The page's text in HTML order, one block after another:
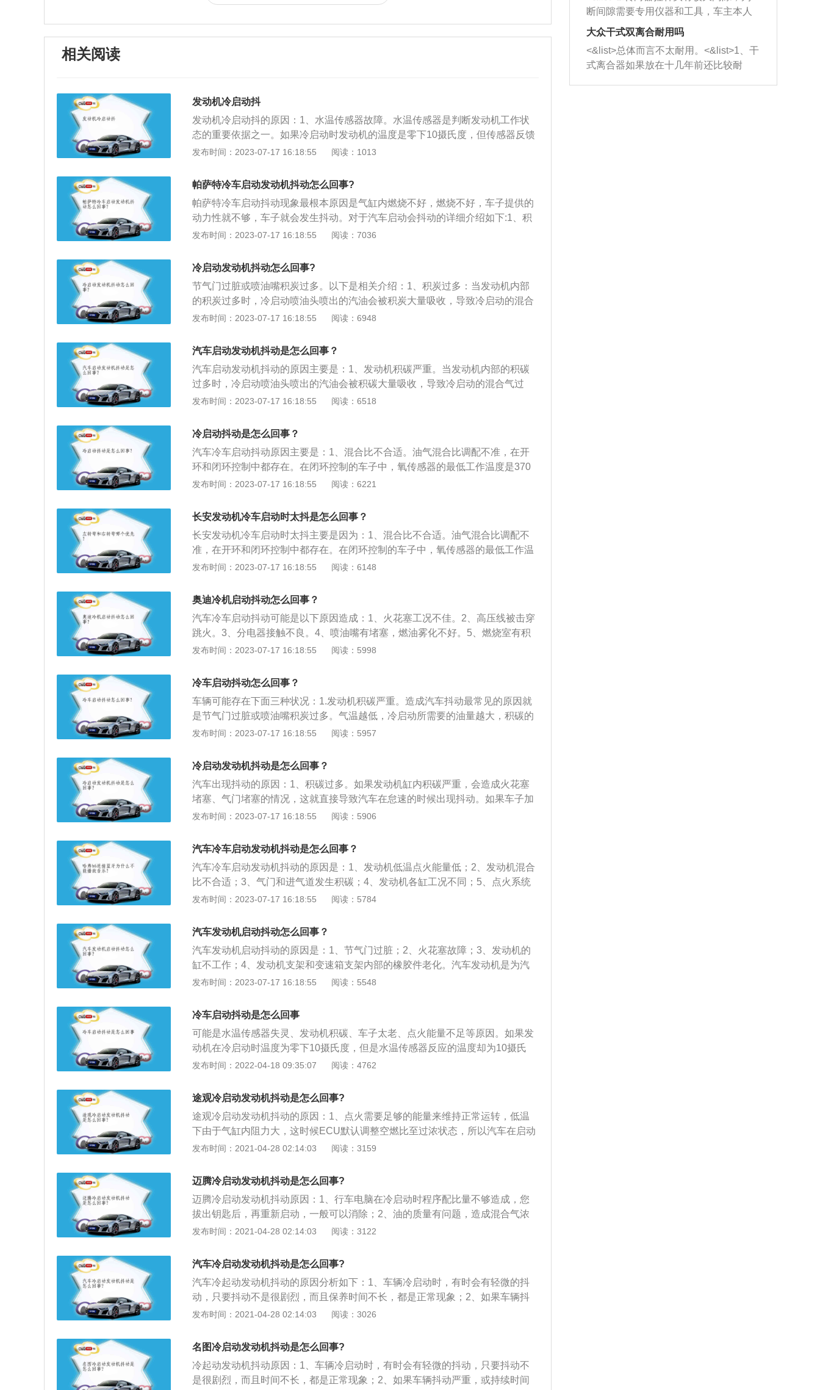
相关阅读
发动机冷启动抖
发动机冷启动抖的原因：1、水温传感器故障。水温传感器是判断发动机工作状
态的重要依据之一。如果冷启动时发动机的温度是零下10摄氏度，但传感器反馈
给电脑现在的温度是10摄氏度，那么电脑就会在10摄氏度时喷油；解决办法：建
应及时进行修复，车主个人无法解决此问题或容易使汽车产生新的问题，造成不
必要的损失；2、发动机积碳。发动机积碳表现为气门和进气口积碳。如果气门
和进气口都产生积碳，会影响ECU的错误判断，导致喷油量减少。即使混合油气
充分燃烧，也无法保证足够的动力；解决办法：往油箱中加入燃油清洁剂，使用
加供液装置进行清洗，拆解发动机进行清洗即可；3、这辆车是旧的。比如发动
题，振动会传递到方向盘和驾驶室，造成怠速时的振动。老爷车容易出现发动机
各缸工况不一样，火花塞点火间隙和时间控制也会不一样；解决办法：车主应及
时到4S店或者汽车修理店检查汽车各部分部件，若部件老化严重，应及时更换新
此在冷启动时应喷射更多的燃油，以满足动力的要求。火花塞间隙越大，点火能
出火花塞，擦掉电极间油污，装复后即可着车。彻底的解决办法是检查点火系
统，排除点火能量低的原因；5、油压不稳定。发动机积碳已被清除，节气门已
被清洗，油垫和火花塞已被更换等。怠速时仍发现车身抖动；解决办法：调整液
压油泵的转动方向，把溢流阀拆开清洗，直到阀芯在阀体内运动灵活，然后用压
清洗锥阀芯即可；6、如果油泵供油压力异常，或者进气压力传感器数值错误，
工作不良，会造成车身抖动；解决办法：建议检查汽油泵电压，如果是进口或合
资的小型车就不能修理，只能换新的。如果是国产的发动机或者大型货车等，就
可以换油泵弹簧、单向阀、泵膜；7、燃油问题。如果标签上要求使用95号汽
油，但车主加了92号汽油，可能会导致汽车抖动，当机油不达标时，会导致燃烧
荐的标号的燃油。
发布时间：2023-07-17 16:18:55 阅读：1013
帕萨特冷车启动发动机抖动怎么回事?
帕萨特冷车启动抖动现象最根本原因是气缸内燃烧不好，燃烧不好，车子提供的
动力性就不够，车子就会发生抖动。对于汽车启动会抖动的详细介绍如下:1、积
碳过多：发动机内部的积碳过多时，冷启动喷油头喷出的汽油会被积碳大量吸
仅会影响发动机的整体性能，而且长此以往就会造成对发动机的损伤，缩短其使
用寿命。所以，建议各位车主，不要贪图一时的便宜加入劣质燃油，更不要盲目
加入高标号的汽油，而是根据用车手册说明选择相应的燃油标号。
发布时间：2023-07-17 16:18:55 阅读：7036
冷启动发动机抖动怎么回事?
节气门过脏或喷油嘴积炭过多。以下是相关介绍：1、积炭过多：当发动机内部
的积炭过多时，冷启动喷油头喷出的汽油会被积炭大量吸收，导致冷启动的混合
气过稀，使得启动困难，这种状况下，只有等到积炭吸收的汽油饱和，才容易着
混合气变浓，发动机的可燃混合气时稀时浓，造成冷启动后怠速抖动。2、气温
过低：气温越低，冷启动所需要的油量越大，积炭的存在就越会影响冷启动的顺
利与否。
发布时间：2023-07-17 16:18:55 阅读：6948
汽车启动发动机抖动是怎么回事？
汽车启动发动机抖动的原因主要是：1、发动机积碳严重。当发动机内部的积碳
过多时，冷启动喷油头喷出的汽油会被积碳大量吸收，导致冷启动的混合气过
稀，使得启动困难，这种状况下，只有等到积碳吸收的汽油饱和，才容易着车，
气变浓，发动机的可燃混合气时稀时浓，造成冷启动后怠速抖动。2、点火系统
问题。应该检查一下火花塞、高压导线和点火线圈的工作状况，点火系统、火花
塞工作不良状况不好同样会导致这类故障现象。3、油压不稳。如果已经清理过
发动机积炭、洗过节气门、换过火花塞等，仍然发现怠速时车身抖动，应该检查
燃油供油压力以及进气压力传感器等是否正常，如果油泵供油压力不正常或进气
发布时间：2023-07-17 16:18:55 阅读：6518
冷启动抖动是怎么回事？
汽车冷车启动抖动原因主要是：1、混合比不合适。油气混合比调配不准，在开
环和闭环控制中都存在。在闭环控制的车子中，氧传感器的最低工作温度是370
摄氏度。2、气门和进气道积碳。如果发动机内的气门和进气道发生积碳，由于
时间使用后，每个缸套与活塞的间隙也会出现或大或小的不同，即有的间隙大，
有的间隙小。在冷启动时，又无良好的机油润滑，大间隙的汽缸容易从间隙中泄
漏掉一定的高温气体，从而减少了动力输出。4、水温传感器失灵。水温传感器
是电脑判断当时发动机工况的重要依据之一。如果发动机冷启动时温度为零下10
摄氏度，但传感器“告诉电脑现在温度是20摄氏度”，那么电脑就会按20摄氏度的
发布时间：2023-07-17 16:18:55 阅读：6221
长安发动机冷车启动时太抖是怎么回事？
长安发动机冷车启动时太抖主要是因为：1、混合比不合适。油气混合比调配不
准，在开环和闭环控制中都存在。在闭环控制的车子中，氧传感器的最低工作温
度是37摄氏度，如果刚启动车，由于排气管中的温度达不到37摄氏度，所以氧传
出现误差，从而减小了车子的动力输出，出现抖动现象。2、气门和进气道积
碳。如果发动机内的气门和进气道发生积碳，由于积碳可以吸收适量的燃油，EC
U判断出现错误。3、各缸工况不同。多缸机的火花塞也会有上述的问题。在长时
间使用后，火花塞的点火间隙和时间控制会出现不同，但是ECU诊断不出这种偏
差，依旧对“它们”平等相待，这就出现了实际与理论的差错，结果有的缸产生的
机工况的重要依据之一。如果发动机冷启动时温度为零下10摄氏度，但传感器“告
诉”电脑“现在温度是20摄氏度”，那么电脑就会按20摄氏度的工况喷油，油量当然
要小，即会导致抖动。
发布时间：2023-07-17 16:18:55 阅读：6148
奥迪冷机启动抖动怎么回事？
汽车冷车启动抖动可能是以下原因造成：1、火花塞工况不佳。2、高压线被击穿
跳火。3、分电器接触不良。4、喷油嘴有堵塞，燃油雾化不好。5、燃烧室有积
碳，导致气门卡滞。6、温度低导致机油发凝，流动性变低，润滑不良，待温度
部的积碳过多。发动机内的气门和进气道发生积碳，积碳可吸收适量的燃油，达
不到需要的动力性，致使冷车启动抖动。
发布时间：2023-07-17 16:18:55 阅读：5998
冷车启动抖动怎么回事？
车辆可能存在下面三种状况：1.发动机积碳严重。造成汽车抖动最常见的原因就
是节气门过脏或喷油嘴积炭过多。气温越低，冷启动所需要的油量越大，积碳的
存在就越会影响冷启动的顺利与否。2.点火系统问题。检查一下火花塞、高压导
这类故障现象。3.油压不稳。如果已经清理过发动机积碳、洗过节气门、换过油
垫以及火花塞等，仍然发现怠速时车身抖动，建议您到4S店检查燃油供油压力以
及进气压力传感器等是否正常。
发布时间：2023-07-17 16:18:55 阅读：5957
冷启动发动机抖动是怎么回事？
汽车出现抖动的原因：1、积碳过多。如果发动机缸内积碳严重，会造成火花塞
堵塞、气门堵塞的情况，这就直接导致汽车在怠速的时候出现抖动。如果车子加
速能力大不如前，若抖动十分持久，那就可以考虑一下发动机缸内清洗。2、供
成怠速不稳的现象产生。可以首先考虑更换汽油滤清器，毕竟使用久滤芯有可能
会堵塞，再检查不经过汽油滤清器的油压，如果不正常的话就有可能是油泵的问
题。3、发动机机脚垫老化。这也是个非常常见的抖动原因，如果你的车发动机
抖动越来越严重，但动力却没有随之变弱，就可以考虑是不是机脚垫的问题。
4、缺缸缺火。这是发动机抖动最常见的原因，甚至没有之一，其问题出在发动
那车子就会出现抖动的状况。
发布时间：2023-07-17 16:18:55 阅读：5906
汽车冷车启动发动机抖动是怎么回事？
汽车冷车启动发动机抖动的原因是：1、发动机低温点火能量低；2、发动机混合
比不合适；3、气门和进气道发生积碳；4、发动机各缸工况不同；5、点火系统
出现故障；6、机脚垫老化。汽车冷车启动发动机抖动的解决办法是：1、清洗油
检查油压，必要时更换部件；4、查看电瓶电压是否在规定的范围。汽车启动的
步骤是：1、右脚踩住刹车，左脚踩住离合；2、挂空挡，插入钥匙启动；3、双
脚持续踩住刹车和离合，挂一挡松手刹；4、松刹车，松离合，右脚踩油门至起
步即可。
发布时间：2023-07-17 16:18:55 阅读：5784
汽车发动机启动抖动怎么回事？
汽车发动机启动抖动的原因是：1、节气门过脏；2、火花塞故障；3、发动机的
缸不工作；4、发动机支架和变速箱支架内部的橡胶件老化。汽车发动机是为汽
车提供动力的装置，决定着汽车的动力性、经济性、稳定性和环保性。汽车发动
发动机和柴油发动机都属于往复活塞式内燃机，将燃料的化学能转化为活塞运动
的机械能对外输出动力。
发布时间：2023-07-17 16:18:55 阅读：5548
冷车启动抖动是怎么回事
可能是水温传感器失灵、发动机积碳、车子太老、点火能量不足等原因。如果发
动机在冷启动时温度为零下10摄氏度，但是水温传感器反应的温度却为10摄氏
度，因此行车电脑就会指令发动机按照10摄氏度的状况来使用汽油，所以油量较
小的判断，造成车辆在启动时抖动。车子太老这个就不用多讲了，元件老化的比
较多。点火能量指的是，火花塞的状况比较差，燃油雾化性差，造成点火性能
差，影响动力也会让车辆发生抖动。
发布时间：2022-04-18 09:35:07 阅读：4762
途观冷启动发动机抖动是怎么回事?
途观冷启动发动机抖动的原因：1、点火需要足够的能量来维持正常运转，低温
下由于气缸内阻力大，这时候ECU默认调整空燃比至过浓状态，所以汽车在启动
时，会出现车辆的启动怠速低且伴有抖动的情况；2、当发动机产生一定量的积
开车时车辆发生抖动的现象；3、低温燃油雾化不好，燃油需要较高的点火能
量，汽车使用时间长，火花塞点火间隙容易变大，导致点火能量降低，从而影响
动力，使车子发生抖动。
发布时间：2021-04-28 02:14:03 阅读：3159
迈腾冷启动发动机抖动是怎么回事?
迈腾冷启动发动机抖动原因：1、行车电脑在冷启动时程序配比量不够造成，您
拔出钥匙后，再重新启动，一般可以消除；2、油的质量有问题，造成混合气浓
度过高导致的抖动问题，换一种质量好的就可以了；3、可能是节气门脏了，燃
发布时间：2021-04-28 02:14:03 阅读：3122
汽车冷启动发动机抖动是怎么回事?
汽车冷起动发动机抖动的原因分析如下：1、车辆冷启动时，有时会有轻微的抖
动，只要抖动不是很剧烈，而且保养时间不长，都是正常现象；2、如果车辆抖
动严重或持续时间较长，必须进行检查，一般发动机抖动主要是由于积碳，积碳
过多的碳会影响发动机的正常运转，导致发动机启动抖动。
发布时间：2021-04-28 02:14:03 阅读：3026
名图冷启动发动机抖动是怎么回事?
冷起动发动机抖动原因：1、车辆冷启动时，有时会有轻微的抖动，只要抖动不
是很剧烈，而且时间不长，都是正常现象；2、如果车辆抖动严重，或持续时间
动时，就可以和汽油一起进入到燃烧
室，最后形成废气排出，就可以让三元
催化器得到清洗，排气管堵塞的情况就
能够得到解决。
向。
的间隙扩大，导致机油流入燃烧室中，
造成烧机油。<&list>3、机油粘度。使用
机油粘度过小的话，同样会有烧机油现
象，机油粘度过小具有很好的流动性，
断间隙需要专用仪器和工具，车主本人
无法制作，需要将车辆送到修理厂或4s
店；<&list>2.车辆半轴套管防尘罩破
裂，破裂后会出现漏油现象，使半轴磨
损严重，磨损的半轴容易损坏，产生异
响；<&list>3.稳定器的转向胶套和球头
大众干式双离合耐用吗
<&list>总体而言不太耐用。<&list>1、干
式离合器如果放在十几年前还比较耐